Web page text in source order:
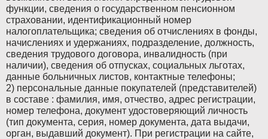
функции, сведения о государственном пенсионном
страховании, идентификационный номер
налогоплательщика; сведения об отчислениях в фонды,
начислениях и удержаниях, подразделение, должность,
сведения трудового договора, инвалидность (при
наличии), сведения об отпусках, социальных льготах,
данные больничных листов, контактные телефоны;
2) персональные данные покупателей (представителей)
в составе : фамилия, имя, отчество, адрес регистрации,
номер телефона, документ удостоверяющий личность
(тип документа, серия, номер документа, дата выдачи,
орган, выдавший документ). При регистрации на сайте,
Mercedes-Benz
Mini
Mitsubishi
Nissan
Oldsmobile
Opel
Mercedes-Benz
Mini
Mitsubishi
Nissan
Oldsmobile
Opel